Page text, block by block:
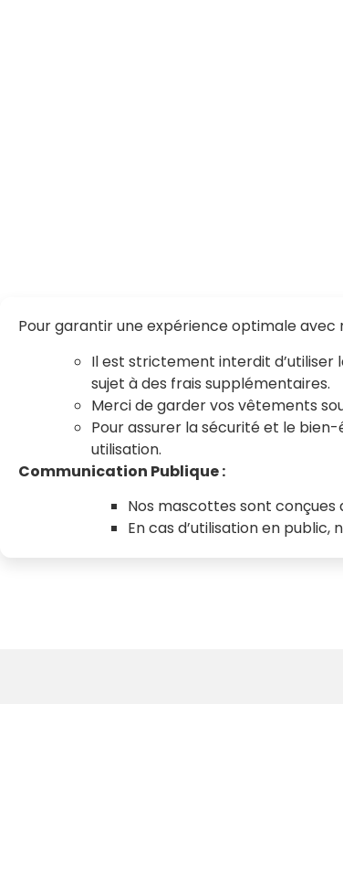
Pour garantir une expérience optimale
Il est strictement interdit d’utiliser
sujet à des frais supplémentaires.
Merci de garder vos vêtements
Pour assurer la sécurité et le
utilisation.
Communication Publique :
Nos mascottes sont
En cas d’utilisation en